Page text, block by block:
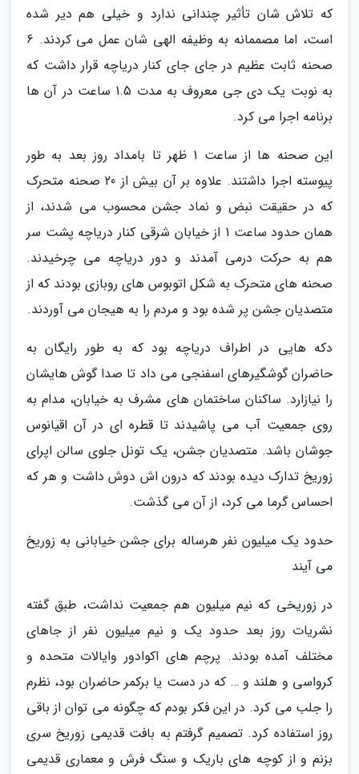
که تلاش شان تأثیر چندانی ندارد و خیلی هم دیر شده
است، اما مصممانه به وظیفه الهی شان عمل می کردند. 6
صحنه ثابت عظیم در جای جای کنار دریاچه قرار داشت که
به نوبت یک دی جی معروف به مدت 1.5 ساعت در آن ها
برنامه اجرا می کرد.
این صحنه ها از ساعت 1 ظهر تا بامداد روز بعد به طور
پیوسته اجرا داشتند. علاوه بر آن بیش از 20 صحنه متحرک
که در حقیقت نبض و نماد جشن محسوب می شدند، از
همان حدود ساعت 1 از خیابان شرقی کنار دریاچه پشت سر
هم به حرکت درمی آمدند و دور دریاچه می چرخیدند.
صحنه های متحرک به شکل اتوبوس های روبازی بودند که از
متصدیان جشن پر شده بود و مردم را به هیجان می آوردند.
دکه هایی در اطراف دریاچه بود که به طور رایگان به
حاضران گوشگیرهای اسفنجی می داد تا صدا گوش هایشان
را نیازارد. ساکنان ساختمان های مشرف به خیابان، مدام به
روی جمعیت آب می پاشیدند تا قطره ای در آن اقیانوس
جوشان باشد. متصدیان جشن، یک تونل جلوی سالن اپرای
زوریخ تدارک دیده بودند که درون اش دوش داشت و هر که
احساس گرما می کرد، از آن می گذشت.
حدود یک میلیون نفر هرساله برای جشن خیابانی به زوریخ
می آیند
در زوریخی که نیم میلیون هم جمعیت نداشت، طبق گفته
نشریات روز بعد حدود یک و نیم میلیون نفر از جاهای
مختلف آمده بودند. پرچم های اکوادور وایالات متحده و
کرواسی و هلند و … که در دست یا برکمر حاضران بود، نظرم
را جلب می کرد. در این فکر بودم که چگونه می توان از باقی
روز استفاده کرد. تصمیم گرفتم به بافت قدیمی زوریخ سری
بزنم و از کوچه های باریک و سنگ فرش و معماری قدیمی